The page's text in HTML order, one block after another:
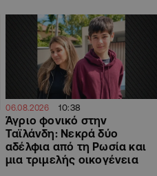
06.08.2026 10:38
Άγριο φονικό στην
Ταϊλάνδη: Νεκρά δύο
αδέλφια από τη Ρωσία και
μια τριμελής οικογένεια